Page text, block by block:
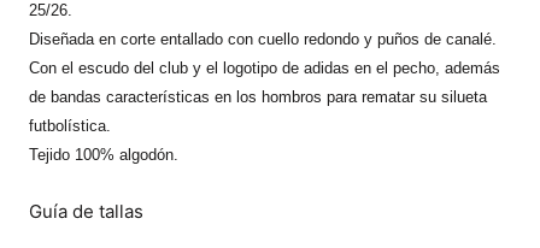
25/26.
Diseñada en corte entallado con cuello redondo y puños de canalé.
Con el escudo del club y el logotipo de adidas en el pecho, además
de bandas características en los hombros para rematar su silueta
futbolística.
Tejido 100% algodón.
Guía de tallas